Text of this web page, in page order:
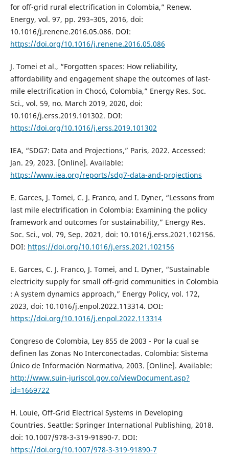
for off-grid rural electrification in Colombia,” Renew.
Energy, vol. 97, pp. 293–305, 2016, doi:
10.1016/j.renene.2016.05.086. DOI:
https://doi.org/10.1016/j.renene.2016.05.086
J. Tomei et al., “Forgotten spaces: How reliability,
affordability and engagement shape the outcomes of last-
mile electrification in Chocó, Colombia,” Energy Res. Soc.
Sci., vol. 59, no. March 2019, 2020, doi:
10.1016/j.erss.2019.101302. DOI:
https://doi.org/10.1016/j.erss.2019.101302
IEA, “SDG7: Data and Projections,” Paris, 2022. Accessed:
Jan. 29, 2023. [Online]. Available:
https://www.iea.org/reports/sdg7-data-and-projections
E. Garces, J. Tomei, C. J. Franco, and I. Dyner, “Lessons from
last mile electrification in Colombia: Examining the policy
framework and outcomes for sustainability,” Energy Res.
Soc. Sci., vol. 79, Sep. 2021, doi: 10.1016/j.erss.2021.102156.
DOI: https://doi.org/10.1016/j.erss.2021.102156
E. Garces, C. J. Franco, J. Tomei, and I. Dyner, “Sustainable
electricity supply for small off-grid communities in Colombia
: A system dynamics approach,” Energy Policy, vol. 172,
2023, doi: 10.1016/j.enpol.2022.113314. DOI:
https://doi.org/10.1016/j.enpol.2022.113314
Congreso de Colombia, Ley 855 de 2003 - Por la cual se
definen las Zonas No Interconectadas. Colombia: Sistema
Único de Información Normativa, 2003. [Online]. Available:
http://www.suin-juriscol.gov.co/viewDocument.asp?
id=1669722
H. Louie, Off-Grid Electrical Systems in Developing
Countries. Seattle: Springer International Publishing, 2018.
doi: 10.1007/978-3-319-91890-7. DOI:
https://doi.org/10.1007/978-3-319-91890-7